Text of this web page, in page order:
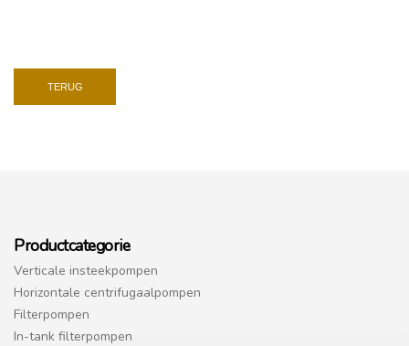
TERUG
Productcategorie
Verticale insteekpompen
Horizontale centrifugaalpompen
Filterpompen
In-tank filterpompen